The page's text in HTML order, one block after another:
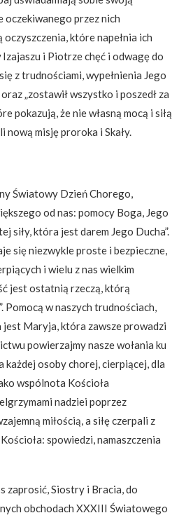
oczekiwanego przez nich
które napełnia ich
i Piotrze chęć i odwagę do
z trudnościami, wypełnienia Jego
„zostawił wszystko i poszedł za
pokazują, że nie własną mocą i siłą
nową misję proroka i Skały.
Światowy Dzień Chorego,
od nas: pomocy Boga, Jego
siły, która jest darem Jego Ducha”.
się niezwykle proste i bezpieczne,
i wielu z nas wielkim
jest ostatnią rzeczą, którą
Pomocą w naszych trudnościach,
jest Maryja, która zawsze prowadzi
powierzajmy nasze wołania ku
każdej osoby chorej, cierpiącej, dla
wspólnota Kościoła
nadziei poprzez
miłością, a siłę czerpali z
spowiedzi, namaszczenia
zaprosić, Siostry i Bracia, do
obchodach XXXIII Światowego